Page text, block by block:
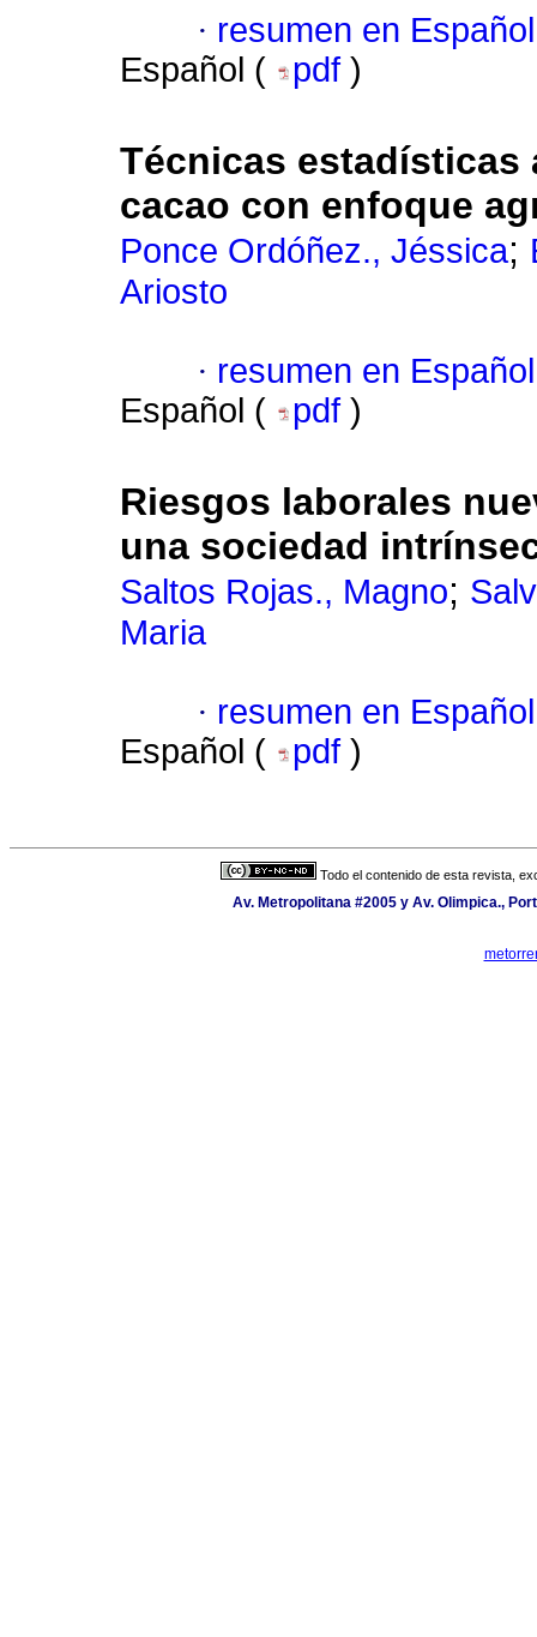
· resumen en Español
Español (
pdf )
Técnicas estadísticas
cacao con enfoque
Ponce Ordóñez., Jéssica;
Ariosto
· resumen en Español
Español (
pdf )
Riesgos laborales
una sociedad
Saltos Rojas., Magno;
Maria
· resumen en Español
Español (
pdf )
Todo el contenido de esta revista,
Av. Metropolitana #2005 y Av. Olimpica.,